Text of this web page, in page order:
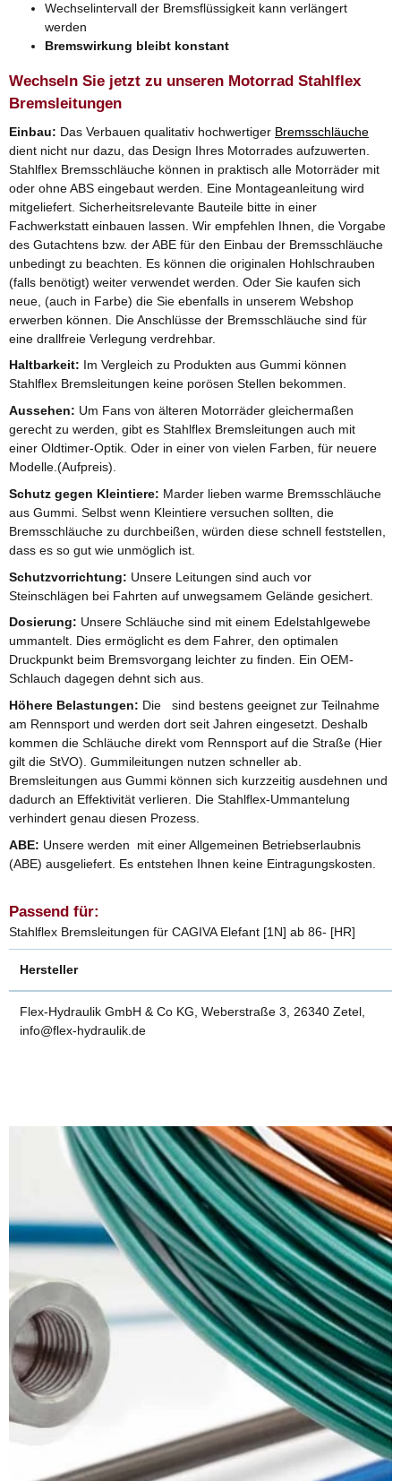
Wechselintervall der Bremsflüssigkeit kann verlängert
werden
Bremswirkung bleibt konstant
Wechseln Sie jetzt zu unseren Motorrad Stahlflex
Bremsleitungen
Einbau: Das Verbauen qualitativ hochwertiger Bremsschläuche
dient nicht nur dazu, das Design Ihres Motorrades aufzuwerten.
Stahlflex Bremsschläuche können in praktisch alle Motorräder mit
oder ohne ABS eingebaut werden. Eine Montageanleitung wird
mitgeliefert. Sicherheitsrelevante Bauteile bitte in einer
Fachwerkstatt einbauen lassen. Wir empfehlen Ihnen, die Vorgabe
des Gutachtens bzw. der ABE für den Einbau der Bremsschläuche
unbedingt zu beachten. Es können die originalen Hohlschrauben
(falls benötigt) weiter verwendet werden. Oder Sie kaufen sich
neue, (auch in Farbe) die Sie ebenfalls in unserem Webshop
erwerben können. Die Anschlüsse der Bremsschläuche sind für
eine drallfreie Verlegung verdrehbar.
Haltbarkeit: Im Vergleich zu Produkten aus Gummi können
Stahlflex Bremsleitungen keine porösen Stellen bekommen.
Aussehen: Um Fans von älteren Motorräder gleichermaßen
gerecht zu werden, gibt es Stahlflex Bremsleitungen auch mit
einer Oldtimer-Optik. Oder in einer von vielen Farben, für neuere
Modelle.(Aufpreis).
Schutz gegen Kleintiere: Marder lieben warme Bremsschläuche
aus Gummi. Selbst wenn Kleintiere versuchen sollten, die
Bremsschläuche zu durchbeißen, würden diese schnell feststellen,
dass es so gut wie unmöglich ist.
Schutzvorrichtung: Unsere Leitungen sind auch vor
Steinschlägen bei Fahrten auf unwegsamem Gelände gesichert.
Dosierung: Unsere Schläuche sind mit einem Edelstahlgewebe
ummantelt. Dies ermöglicht es dem Fahrer, den optimalen
Druckpunkt beim Bremsvorgang leichter zu finden. Ein OEM-
Schlauch dagegen dehnt sich aus.
Höhere Belastungen: Die sind bestens geeignet zur Teilnahme
am Rennsport und werden dort seit Jahren eingesetzt. Deshalb
kommen die Schläuche direkt vom Rennsport auf die Straße (Hier
gilt die StVO). Gummileitungen nutzen schneller ab.
Bremsleitungen aus Gummi können sich kurzzeitig ausdehnen und
dadurch an Effektivität verlieren. Die Stahlflex-Ummantelung
verhindert genau diesen Prozess.
ABE: Unsere werden mit einer Allgemeinen Betriebserlaubnis
(ABE) ausgeliefert. Es entstehen Ihnen keine Eintragungskosten.
Passend für:
Stahlflex Bremsleitungen für CAGIVA Elefant [1N] ab 86- [HR]
Hersteller
Flex-Hydraulik GmbH & Co KG, Weberstraße 3, 26340 Zetel,
info@flex-hydraulik.de